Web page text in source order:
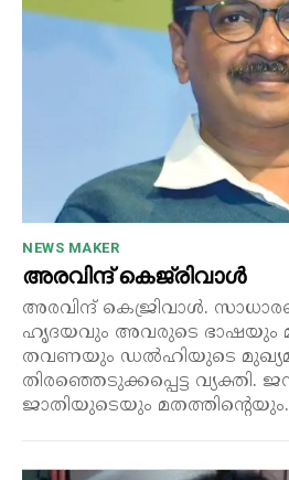
NEWS MAKER
അരവിന്ദ് കെജ്‌രിവാൾ
അരവിന്ദ് കെജ്രിവാൾ.
ഹൃദയവും അവരുടെ ഭാഷയും
തവണയും ഡൽഹിയുടെ
തിരഞ്ഞെടുക്കപ്പെട്ട വ്യക്തി.
ജാതിയുടെയും